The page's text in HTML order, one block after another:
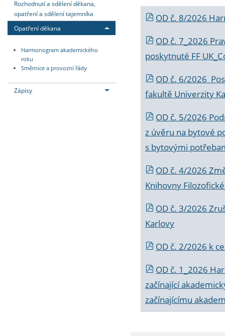
Rozhodnutí a sdělení děkana,
opatření a sdělení tajemníka
Opatření děkana
Harmonogram akademického
roku
Směrnice a provozní řády
Zápisy
OD č. 8/2026
OD č. 7_2026
poskytnuté FF
OD č. 6/2026
fakultě Univerzity
OD č. 5/2026
z úvěru na bytové
s bytovými
OD č. 4/2026
Knihovny
OD č. 3/2026
Karlovy
OD č. 2/2026 k
OD č. 1_2026
začínající
začínajícímu